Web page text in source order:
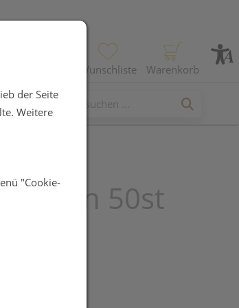
Wunschliste Warenkorb
50st
der Seite
Weitere
"Cookie-